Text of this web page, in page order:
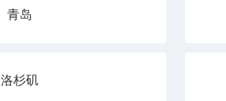
青岛
洛杉矶